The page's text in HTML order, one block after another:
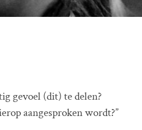
gevoel (dit) te delen?
aangesproken wordt?”